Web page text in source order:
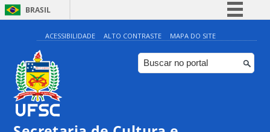
BRASIL
Simplifique!
Comunica BR
Participe
ACESSIBILIDADE ALTO CONTRASTE MAPA DO SITE